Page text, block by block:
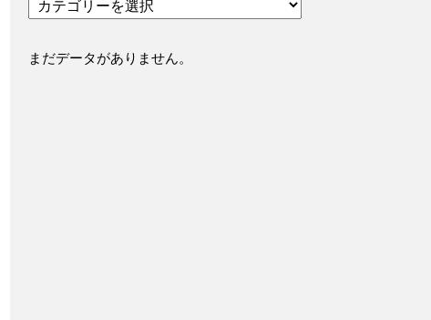
テ
リ
まだデータがありません。